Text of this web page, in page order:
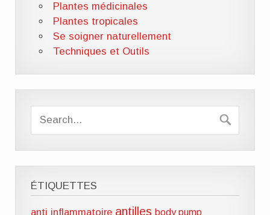
Plantes médicinales
Plantes tropicales
Se soigner naturellement
Techniques et Outils
ÉTIQUETTES
anti inflammatoire antilles body pump